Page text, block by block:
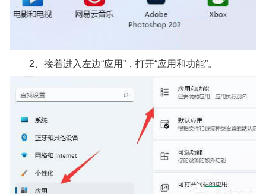
2、接着进入左边“应用”，打开“应用和功能”。